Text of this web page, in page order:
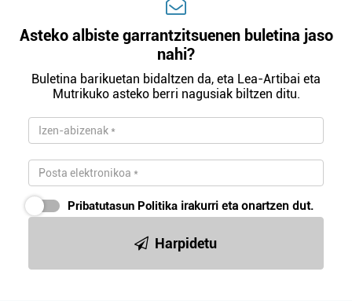
Asteko albiste garrantzitsuenen buletina jaso
nahi?
Buletina barikuetan bidaltzen da, eta Lea-Artibai eta
Mutrikuko asteko berri nagusiak biltzen ditu.
Pribatutasun Politika irakurri eta onartzen dut.
Harpidetu